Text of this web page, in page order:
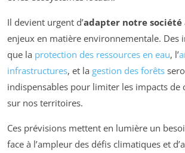
Il devient urgent d’adapter notre société
enjeux en matière environnementale. Des
que la protection des ressources en eau, l’
infrastructures, et la gestion des forêts
indispensables pour limiter les impacts de
sur nos territoires.
Ces prévisions mettent en lumière un
face à l’ampleur des défis climatiques et